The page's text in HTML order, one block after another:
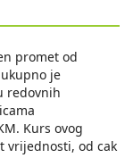
promet od
je
redovnih
Kurs ovog
vrijednosti, od cak